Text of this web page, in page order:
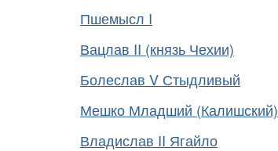
Пшемысл I
Вацлав II (князь Чехии)
Болеслав V Стыдливый
Мешко Младший (Калишский)
Владислав II Ягайло